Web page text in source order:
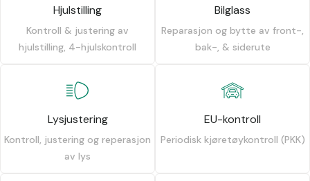
Hjulstilling
Kontroll & justering av
hjulstilling, 4-hjulskontroll
Bilglass
Reparasjon og bytte av front-,
bak-, & siderute
Lysjustering
Kontroll, justering og reperasjon
av lys
EU-kontroll
Periodisk kjøretøykontroll (PKK)